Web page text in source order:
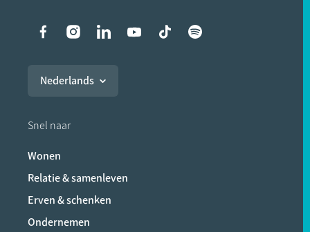
Liens vers les réseaux
Nederlands
Snel naar
Wonen
Relatie & samenleven
Erven & schenken
Ondernemen